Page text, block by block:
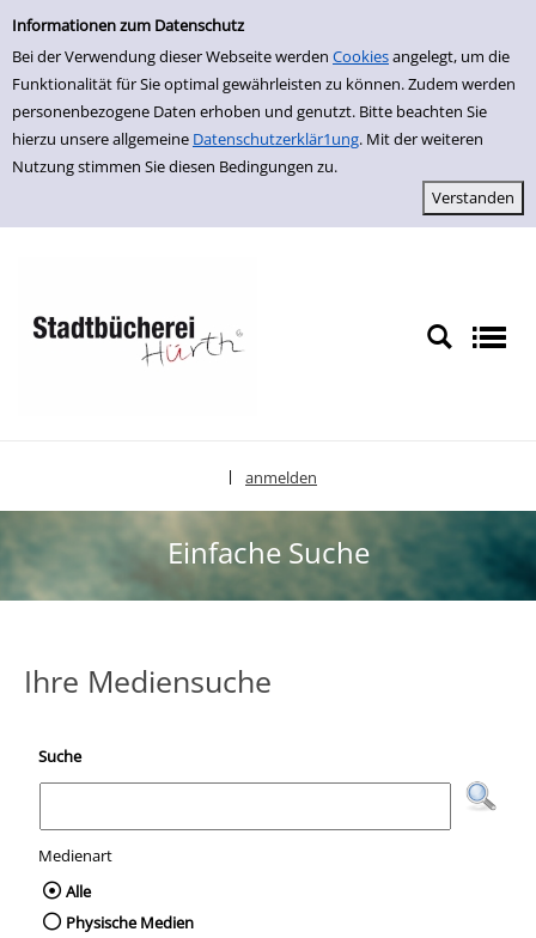
Einfache Suche
Informationen zum Datenschutz
Bei der Verwendung dieser Webseite werden Cookiesangelegt, um die
Funktionalität für Sie optimal gewährleisten zu können. Zudem werden
personenbezogene Daten erhoben und genutzt. Bitte beachten Sie
hierzu unsere allgemeine Datenschutzerklär1ung. Mit der weiteren
Nutzung stimmen Sie diesen Bedingungen zu.
zur Navigation springen
zum Inhalt springen
Zu den Suchfiltern springen
Zur Trefferliste springen
anmelden
Einfache Suche
Ihre Mediensuche
Suche
Medienart
Wählen Sie die Medienart nach der Sie
Alle
Physische Medien